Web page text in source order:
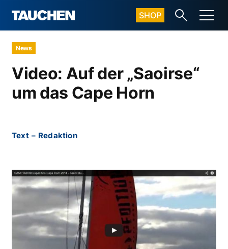
SHOP
News
Video: Auf der „Saoirse“
um das Cape Horn
Text – Redaktion